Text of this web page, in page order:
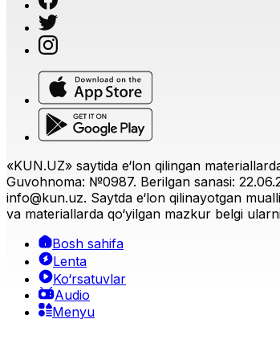
«KUN.UZ» saytida e‘lon qilingan
Guvohnoma: №0987. Berilgan sanasi:
info@kun.uz. Saytda e‘lon qilinayotgan
va materiallarda qo‘yilgan mazkur belgi
Bosh sahifa
Lenta
Ko‘rsatuvlar
Audio
Menyu